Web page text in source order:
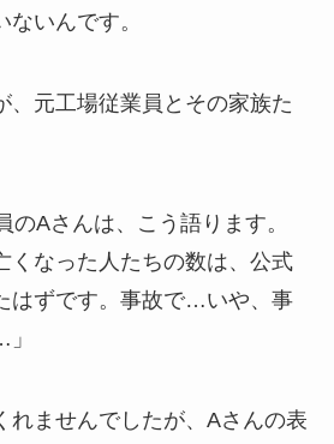
いんです。
、元工場従業員とその家族た
のAさんは、こう語ります。
くなった人たちの数は、公式
はずです。事故で…いや、事
れませんでしたが、Aさんの表